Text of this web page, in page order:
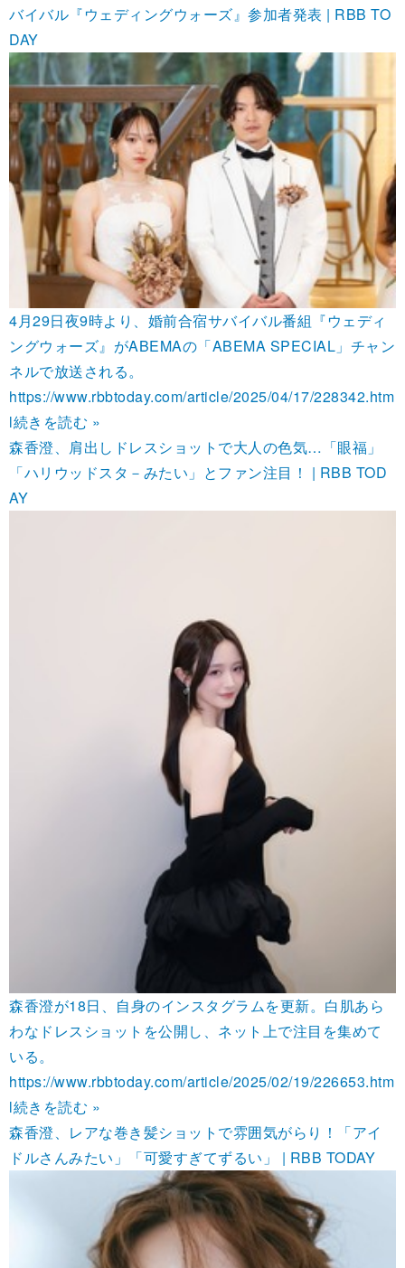
バイバル『ウェディングウォーズ』参加者発表 | RBB TO
DAY
4月29日夜9時より、婚前合宿サバイバル番組『ウェディ
ングウォーズ』がABEMAの「ABEMA SPECIAL」チャン
ネルで放送される。
https://www.rbbtoday.com/article/2025/04/17/228342.htm
l続きを読む »
森香澄、肩出しドレスショットで大人の色気…「眼福」
「ハリウッドスタ－みたい」とファン注目！ | RBB TOD
AY
森香澄が18日、自身のインスタグラムを更新。白肌あら
わなドレスショットを公開し、ネット上で注目を集めて
いる。
https://www.rbbtoday.com/article/2025/02/19/226653.htm
l続きを読む »
森香澄、レアな巻き髪ショットで雰囲気がらり！「アイ
ドルさんみたい」「可愛すぎてずるい」 | RBB TODAY